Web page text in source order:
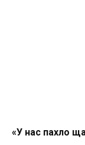
«У нас пахло